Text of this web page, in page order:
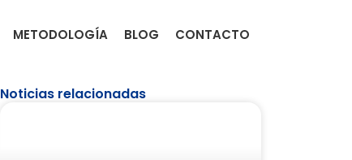
METODOLOGÍA BLOG CONTACTO
Noticias relacionadas